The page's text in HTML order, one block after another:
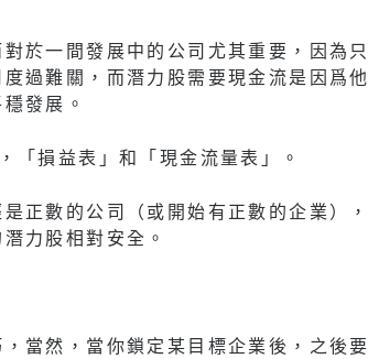
於一間發展中的公司尤其重要，因為只
過難關，而潛力股需要現金流是因爲他
發展。
「損益表」和「現金流量表」。
正數的公司（或開始有正數的企業），
力股相對安全。
當然，當你鎖定某目標企業後，之後要